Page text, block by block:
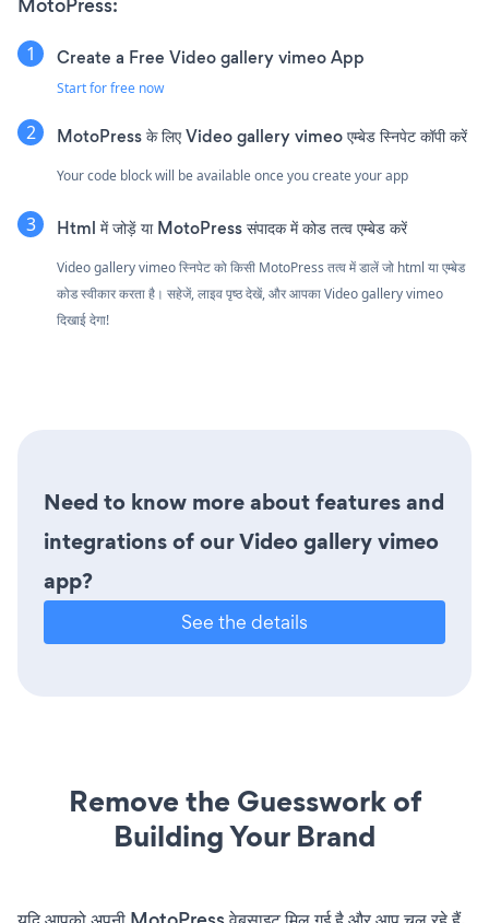
Create a Free Video gallery vimeo App
Start for free now
MotoPress के लिए Video gallery vimeo एम्बेड स्निपेट कॉपी करें
Your code block will be available once you create your app
Html में जोड़ें या MotoPress संपादक में कोड तत्व एम्बेड करें
Video gallery vimeo स्निपेट को किसी MotoPress तत्व में डालें जो html या एम्बेड
कोड स्वीकार करता है। सहेजें, लाइव पृष्ठ देखें, और आपका Video gallery vimeo
दिखाई देगा!
Need to know more about features and
integrations of our Video gallery vimeo
app?
See the details
Remove the Guesswork of
Building Your Brand